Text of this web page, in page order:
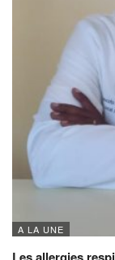
A LA UNE